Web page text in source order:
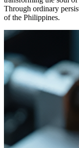
Through ordinary
of the Philippines.